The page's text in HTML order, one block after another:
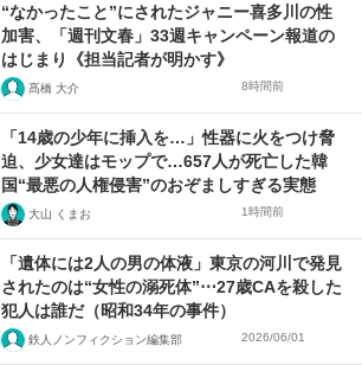
“なかったこと”にされたジャニー喜多川の性
加害、「週刊文春」33週キャンペーン報道の
はじまり《担当記者が明かす》
髙橋 大介 8時間前
「14歳の少年に挿入を…」性器に火をつけ脅
迫、少女達はモップで…657人が死亡した韓
国“最悪の人権侵害”のおぞましすぎる実態
大山 くまお 1時間前
「遺体には2人の男の体液」東京の河川で発見
されたのは“女性の溺死体”⋯27歳CAを殺した
犯人は誰だ（昭和34年の事件）
鉄人ノンフィクション編集部 2026/06/01